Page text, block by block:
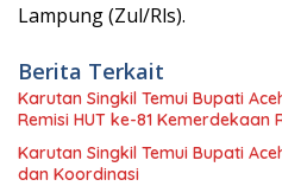
Lampung (Zul/Rls).
Berita Terkait
Karutan Singkil Temui Bupati
Remisi HUT ke-81 Kemerdekaan
Karutan Singkil Temui Bupati
dan Koordinasi